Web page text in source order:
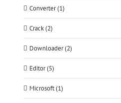
Converter (1)
Crack (2)
Downloader (2)
Editor (5)
Microsoft (1)